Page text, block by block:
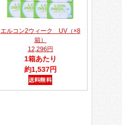
エルコン2ウィーク UV（×8
箱）
12,296円
1箱あたり
約1,537円